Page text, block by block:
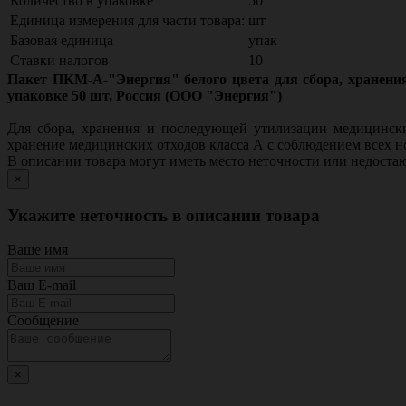
Единица измерения для части товара: шт
Базовая единица
упак
Ставки налогов
10
Пакет ПКМ-А-"Энергия" белого цвета для сбора,
упаковке 50 шт, Россия (ООО "Энергия")
Для сбора, хранения и последующей утилизации
хранение медицинских отходов класса А с соблюдением всех
В описании товара могут иметь место неточности или
×
Укажите неточность в описании товара
Ваше имя
Ваш E-mail
Сообщение
×